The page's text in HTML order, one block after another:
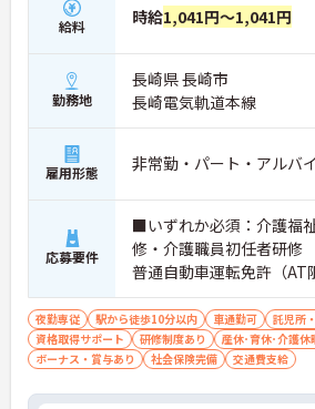
給料 時給1,041円～1,041円
勤務地
長崎県 長崎市
長崎電気軌道本線
雇用形態 非常勤・パート・アルバ
応募要件
■いずれか必須：介護福
修・介護職員初任者研
普通自動車運転免許（AT
夜勤専従 駅から徒歩10分以内 車通勤可
託児所
資格取得サポート
研修制度あり
産休･育休･介護休
ボーナス・賞与あり
社会保険完備 交通費支給